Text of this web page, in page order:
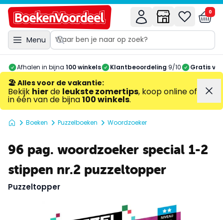
Menu
0
Afhalen in bijna 100 winkels Klantbeoordeling 9/10 Gratis
🏖️ Alles voor de vakantie:
Bekijk hierde leukste zomertips, koop online of
in één van de bijna100 winkels.
Boeken Puzzelboeken Woordzoeker
96 pag. woordzoeker special 1-2
stippen nr.2 puzzeltopper
Puzzeltopper